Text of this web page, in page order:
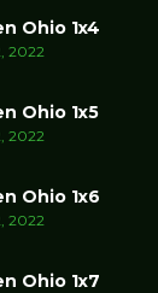
Ohio 1x4
2022
Ohio 1x5
2022
Ohio 1x6
2022
Ohio 1x7